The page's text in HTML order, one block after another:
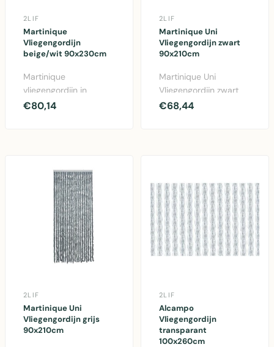
2LIF
Martinique
Vliegengordijn
beige/wit 90x230cm
Martinique
vliegengordijn in
beige/wit, 90x230cm.
€80,14
2LIF
Martinique Uni
Vliegengordijn zwart
90x210cm
Martinique Uni
Vliegengordijn zwart
90x210cm - Duurzaam
€68,44
2LIF
Martinique Uni
Vliegengordijn grijs
90x210cm
2LIF
Alcampo
Vliegengordijn
transparant
100x260cm